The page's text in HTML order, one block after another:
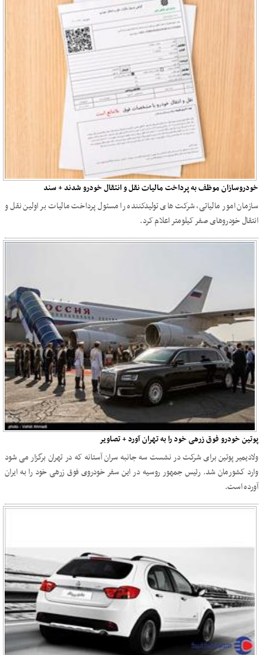
خودروسازان موظف به پرداخت مالیات نقل و انتقال خودرو شدند + سند
سازمان امور مالیاتی، شرکت های تولیدکننده را مسئول پرداخت مالیات بر اولین نقل و
انتقال خودروهای صفر کیلومتر اعلام کرد.
پوتین خودرو فوق زرهی خود را به تهران آورد + تصاویر
ولادیمیر پوتین برای شرکت در نشست سه جانبه سران آستانه که در تهران برگزار می ‌شود
وارد کشورمان شد. رئیس جمهور روسیه در این سفر خودروی فوق زرهی خود را به ایران
آورده است.